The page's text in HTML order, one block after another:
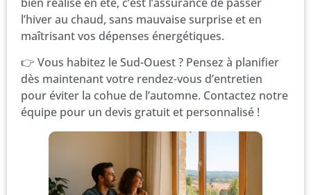
l’hiver au chaud, sans mauvaise surprise et en
maîtrisant vos dépenses énergétiques.
👉 Vous habitez le Sud-Ouest ? Pensez à planifier
dès maintenant votre rendez-vous d’entretien
pour éviter la cohue de l’automne. Contactez notre
équipe pour un devis gratuit et personnalisé !